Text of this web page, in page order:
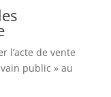
l’acte de vente
public » au